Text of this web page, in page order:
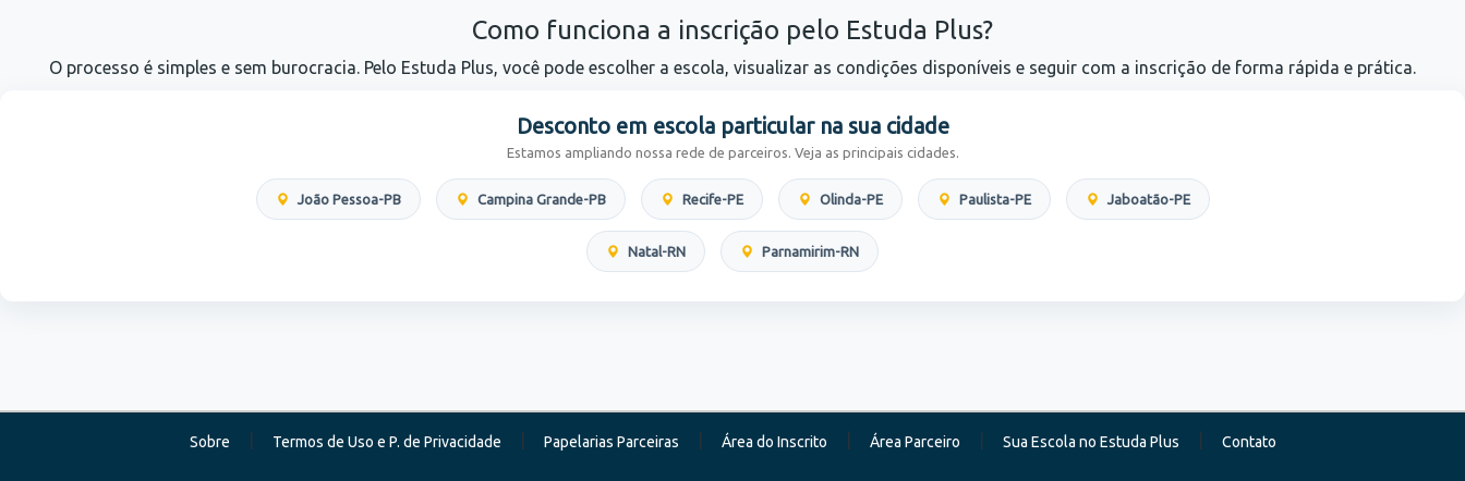
Como funciona a inscrição pelo Estuda Plus?
O processo é simples e sem burocracia. Pelo Estuda Plus, você pode escolher a escola, visualizar as condições disponíveis e seguir com a inscrição de forma rápida e prática.
Desconto em escola particular na sua cidade
Estamos ampliando nossa rede de parceiros. Veja as principais cidades.
João Pessoa-PB Campina Grande-PB Recife-PE Olinda-PE Paulista-PE Jaboatão-PE
Natal-RN Parnamirim-RN
Sobre Termos de Uso e P. de Privacidade Papelarias Parceiras Área do Inscrito Área Parceiro Sua Escola no Estuda Plus Contato